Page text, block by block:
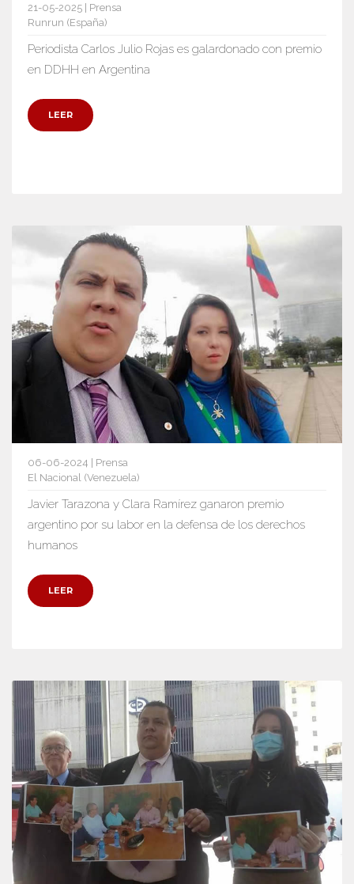
21-05-2025 | Prensa
Runrun (España)
Periodista Carlos Julio Rojas es galardonado con premio
en DDHH en Argentina
LEER
06-06-2024 | Prensa
El Nacional (Venezuela)
Javier Tarazona y Clara Ramírez ganaron premio
argentino por su labor en la defensa de los derechos
humanos
LEER